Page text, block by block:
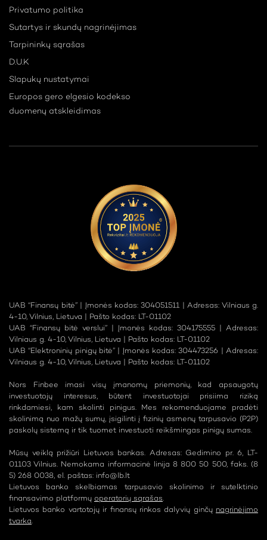
Privatumo politika
Sutartys ir skundų nagrinėjimas
Tarpininkų sąrašas
D.U.K
Slapukų nustatymai
Europos gero elgesio kodekso
duomenų atskleidimas
UAB “Finansų bitė” | Įmonės kodas: 304051511 | Adresas: Vilniaus g.
4-10, Vilnius, Lietuva | Pašto kodas: LT-01102
UAB “Finansų bitė verslui” | Įmonės kodas: 304175555 | Adresas:
Vilniaus g. 4-10, Vilnius, Lietuva | Pašto kodas: LT-01102
UAB “Elektroninių pinigų bitė” | Įmonės kodas: 304473256 | Adresas:
Vilniaus g. 4-10, Vilnius, Lietuva | Pašto kodas: LT-01102
Nors Finbee imasi visų įmanomų priemonių, kad apsaugotų
investuotojų interesus, būtent investuotojai prisiima riziką
rinkdamiesi, kam skolinti pinigus. Mes rekomenduojame pradėti
skolinimą nuo mažų sumų, įsigilinti į fizinių asmenų tarpusavio (P2P)
paskolų sistemą ir tik tuomet investuoti reikšmingas pinigų sumas.
Mūsų veiklą prižiūri Lietuvos bankas. Adresas: Gedimino pr. 6, LT-
01103 Vilnius. Nemokama informacinė linija 8 800 50 500, faks. (8
5) 268 0038, el. paštas: info@lb.lt
Lietuvos banko skelbiamas tarpusavio skolinimo ir sutelktinio
finansavimo platformų operatorių sąrašas.
Lietuvos banko vartotojų ir finansų rinkos dalyvių ginčų nagrinėjimo
tvarka.